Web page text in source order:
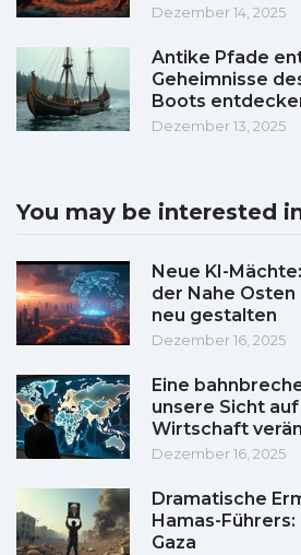
Dezember 14, 2025
Antike Pfade
Geheimnisse
Boots
Dezember 13, 2025
You may be interested
Neue KI-
der Nahe
neu gestalten
Dezember 16, 2025
Eine
unsere Sicht
Wirtschaft
Dezember 16, 2025
Dramatische
Hamas-
Gaza